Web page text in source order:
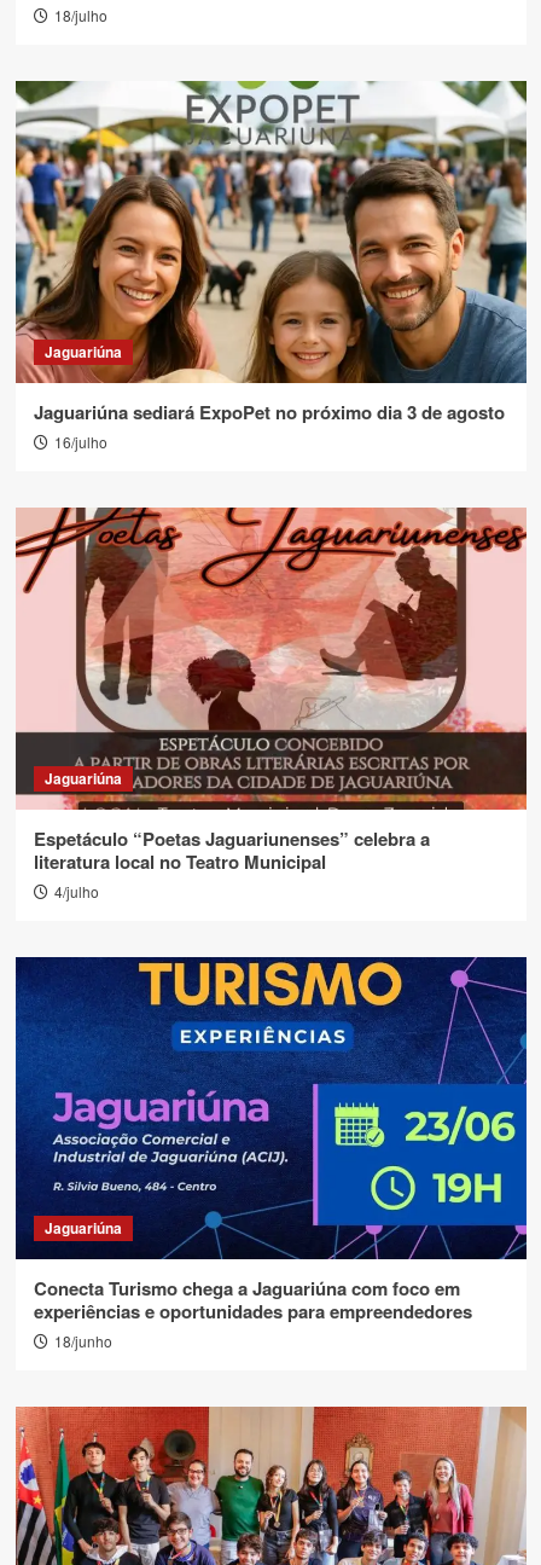
18/julho
Jaguariúna
Jaguariúna sediará ExpoPet no próximo dia 3 de agosto
16/julho
Jaguariúna
Espetáculo “Poetas Jaguariunenses” celebra a
literatura local no Teatro Municipal
4/julho
Jaguariúna
Conecta Turismo chega a Jaguariúna com foco em
experiências e oportunidades para empreendedores
18/junho